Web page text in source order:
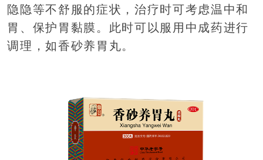
隐隐等不舒服的症状，治疗时可考虑温中和
胃、保护胃黏膜。此时可以服用中成药进行
调理，如香砂养胃丸。